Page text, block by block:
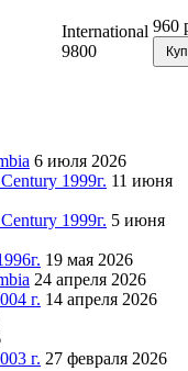
International
9800
960
6 июля 2026
1999г. 11 июня
1999г. 5 июня
19 мая 2026
24 апреля 2026
г. 14 апреля 2026
г. 27 февраля 2026